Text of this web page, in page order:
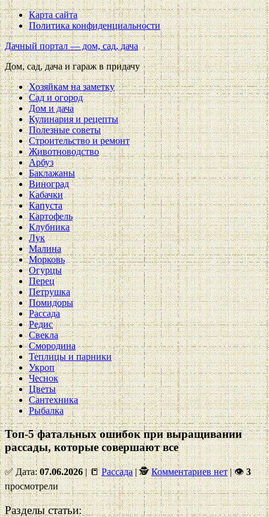
Карта сайта
Политика конфиденциальности
Дачный портал — дом, сад, дача
Дом, сад, дача и гараж в придачу
Хозяйкам на заметку
Сад и огород
Дом и дача
Кулинария и рецепты
Полезные советы
Строительство и ремонт
Животноводство
Арбуз
Баклажаны
Виноград
Кабачки
Капуста
Картофель
Клубника
Лук
Малина
Морковь
Огурцы
Перец
Петрушка
Помидоры
Рассада
Редис
Свекла
Смородина
Теплицы и парники
Укроп
Чеснок
Цветы
Сантехника
Рыбалка
Топ-5 фатальных ошибок при выращивании
рассады, которые совершают все
✅ Дата:07.06.2026| 📒Рассада| 🕵Комментариев нет|👁3
просмотрели
Разделы статьи: